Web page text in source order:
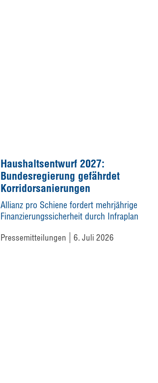
Haushaltsentwurf 2027:
Bundesregierung gefährdet
Korridorsanierungen
Allianz pro Schiene fordert mehrjährige
Finanzierungssicherheit durch Infraplan
Pressemitteilungen 6. Juli 2026